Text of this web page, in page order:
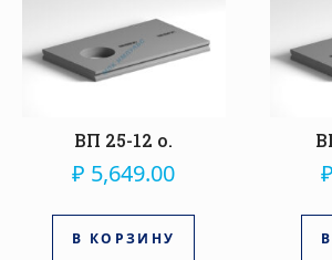
ВП 25-12 о.
₽ 5,649.00
В КОРЗИНУ
₽